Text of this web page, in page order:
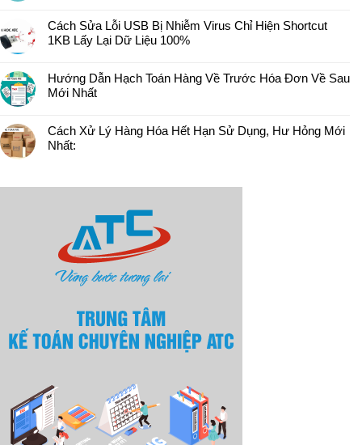
Cách Sửa Lỗi USB Bị Nhiễm Virus Chỉ Hiện Shortcut
1KB Lấy Lại Dữ Liệu 100%
Hướng Dẫn Hạch Toán Hàng Về Trước Hóa Đơn Về Sau
Mới Nhất
Cách Xử Lý Hàng Hóa Hết Hạn Sử Dụng, Hư Hỏng Mới
Nhất: